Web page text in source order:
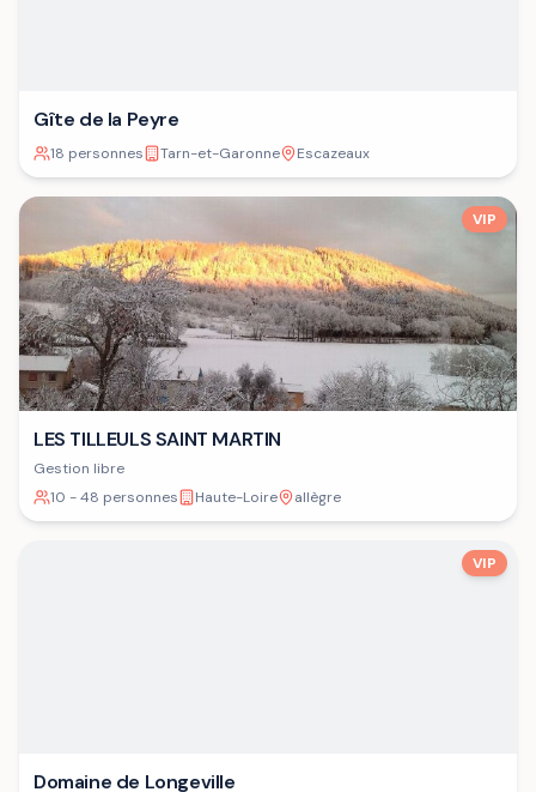
Gîte de la Peyre
18 personnes Tarn-et-Garonne Escazeaux
VIP
LES TILLEULS SAINT MARTIN
Gestion libre
10 - 48 personnes
Haute-Loire allègre
VIP
Domaine de Longeville